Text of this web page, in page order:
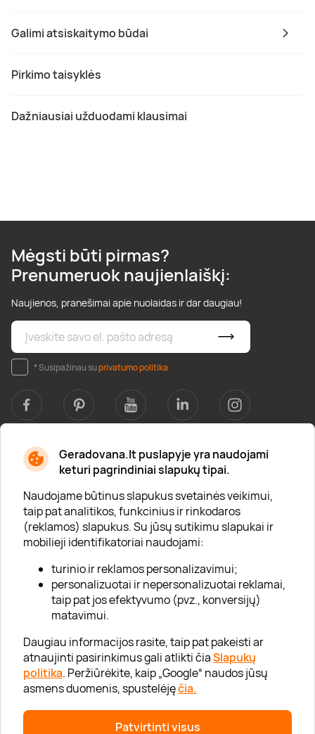
Geradovana.lt puslapyje yra naudojami
keturi pagrindiniai slapukų tipai.
Naudojame būtinus slapukus svetainės veikimui,
taip pat analitikos, funkcinius ir rinkodaros
(reklamos) slapukus. Su jūsų sutikimu slapukai ir
mobilieji identifikatoriai naudojami:
turinio ir reklamos personalizavimui;
personalizuotai ir nepersonalizuotai reklamai,
taip pat jos efektyvumo (pvz., konversijų)
matavimui.
Daugiau informacijos rasite, taip pat pakeisti ar
atnaujinti pasirinkimus gali atlikti čiaSlapukų
politika. Peržiūrėkite, kaip „Google“ naudos jūsų
asmens duomenis, spustelėjęčia.
Patvirtinti visus
Galimi atsiskaitymo būdai
Pirkimo taisyklės
Dažniausiai užduodami klausimai
Mėgsti būti pirmas?
Prenumeruok naujienlaiškį:
Naujienos, pranešimai apie nuolaidas ir dar daugiau!
* Susipažinau suprivatumo politika
Apie mus
Apie „Gera Dovana“
Lojalumo klubas
Karjera
Visi partneriai
Kontaktai
Tinklaraštis
Informacija